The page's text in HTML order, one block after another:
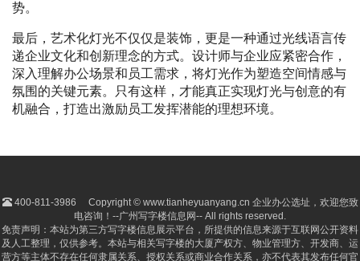
势。
最后，艺术化灯光不仅仅是装饰，更是一种通过光线语言传
递企业文化和创新理念的方式。设计师与企业应紧密合作，
深入理解办公场景和员工需求，将灯光作为塑造空间情感与
氛围的关键元素。只有这样，才能真正实现灯光与创意的有
机融合，打造出激励员工发挥潜能的理想环境。
400-811-3986
Copyright © www.tianheyuanyang.cn 企业办公选址，欢迎您致
电咨询！--广州写字楼信息网-- All rights reserved.
免责声明：本站为第三方写字楼信息展示平台，所提供的信息来源于互联网公开资料
及人工整理，仅供参考。本站与相关写字楼的大厦产权方、物业管理方、开发商、运
营方等主体不存在任何隶属关系、授权关系或商业合作关系，亦不代表其发布任何官